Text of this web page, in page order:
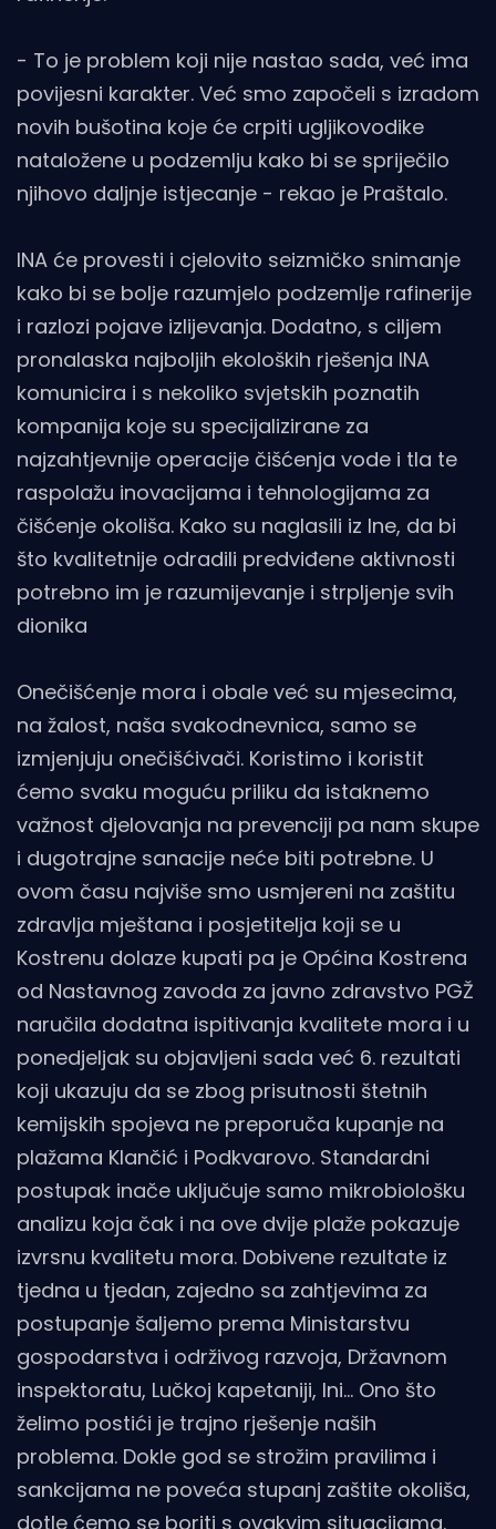
- To je problem koji nije nastao sada, već ima
povijesni karakter. Već smo započeli s izradom
novih bušotina koje će crpiti ugljikovodike
nataložene u podzemlju kako bi se spriječilo
njihovo daljnje istjecanje - rekao je Praštalo.
INA će provesti i cjelovito seizmičko snimanje
kako bi se bolje razumjelo podzemlje rafinerije
i razlozi pojave izlijevanja. Dodatno, s ciljem
pronalaska najboljih ekoloških rješenja INA
komunicira i s nekoliko svjetskih poznatih
kompanija koje su specijalizirane za
najzahtjevnije operacije čišćenja vode i tla te
raspolažu inovacijama i tehnologijama za
čišćenje okoliša. Kako su naglasili iz Ine, da bi
što kvalitetnije odradili predviđene aktivnosti
potrebno im je razumijevanje i strpljenje svih
dionika
Onečišćenje mora i obale već su mjesecima,
na žalost, naša svakodnevnica, samo se
izmjenjuju onečišćivači. Koristimo i koristit
ćemo svaku moguću priliku da istaknemo
važnost djelovanja na prevenciji pa nam skupe
i dugotrajne sanacije neće biti potrebne. U
ovom času najviše smo usmjereni na zaštitu
zdravlja mještana i posjetitelja koji se u
Kostrenu dolaze kupati pa je Općina Kostrena
od Nastavnog zavoda za javno zdravstvo PGŽ
naručila dodatna ispitivanja kvalitete mora i u
ponedjeljak su objavljeni sada već 6. rezultati
koji ukazuju da se zbog prisutnosti štetnih
kemijskih spojeva ne preporuča kupanje na
plažama Klančić i Podkvarovo. Standardni
postupak inače uključuje samo mikrobiološku
analizu koja čak i na ove dvije plaže pokazuje
izvrsnu kvalitetu mora. Dobivene rezultate iz
tjedna u tjedan, zajedno sa zahtjevima za
postupanje šaljemo prema Ministarstvu
gospodarstva i održivog razvoja, Državnom
inspektoratu, Lučkoj kapetaniji, Ini… Ono što
želimo postići je trajno rješenje naših
problema. Dokle god se strožim pravilima i
sankcijama ne poveća stupanj zaštite okoliša,
dotle ćemo se boriti s ovakvim situacijama.